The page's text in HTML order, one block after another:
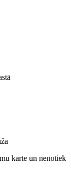
karte un nenotiek